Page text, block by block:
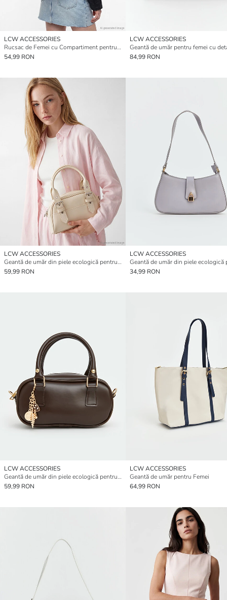
LCW ACCESSORIES
Rucsac de Femei cu Compartiment pentru Laptop
54,99 RON
LCW ACCESSORIES
84,99 RON
LCW ACCESSORIES
Geantă de umăr din piele ecologică pentru femei
59,99 RON
LCW ACCESSORIES
34,99 RON
LCW ACCESSORIES
Geantă de umăr din piele ecologică pentru femei
59,99 RON
LCW ACCESSORIES
Geantă de umăr pentru Femei
64,99 RON